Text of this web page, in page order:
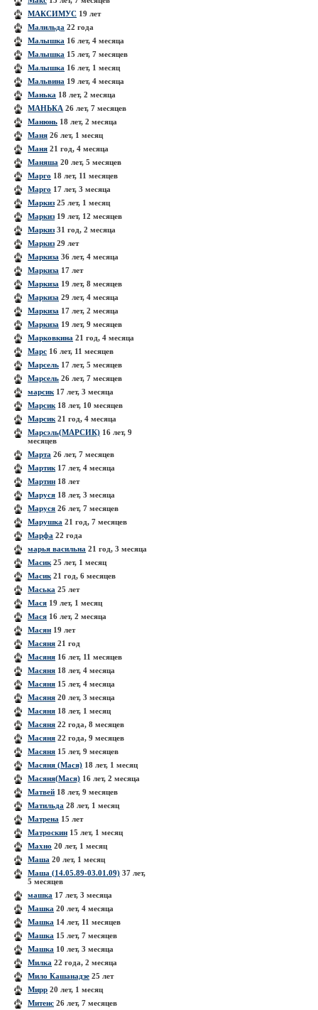
МАКСИМУС 19 лет
Малильда 22 года
Малышка 16 лет, 4 месяца
Малышка 15 лет, 7 месяцев
Малышка 16 лет, 1 месяц
Мальвина 19 лет, 4 месяца
Манька 18 лет, 2 месяца
МАНЬКА 26 лет, 7 месяцев
Манюнь 18 лет, 2 месяца
Маня 26 лет, 1 месяц
Маня 21 год, 4 месяца
Маняша 20 лет, 5 месяцев
Марго 18 лет, 11 месяцев
Марго 17 лет, 3 месяца
Маркиз25 лет, 1 месяц
Маркиз19 лет, 12 месяцев
Маркиз31 год, 2 месяца
Маркиз29 лет
Маркиза 36 лет, 4 месяца
Маркиза 17 лет
Маркиза 19 лет, 8 месяцев
Маркиза 29 лет, 4 месяца
Маркиза 17 лет, 2 месяца
Маркиза 19 лет, 9 месяцев
Марковкина 21 год, 4 месяца
Марс 16 лет, 11 месяцев
Марсель 17 лет, 5 месяцев
Марсель 26 лет, 7 месяцев
марсик 17 лет, 3 месяца
Марсик 18 лет, 10 месяцев
Марсик 21 год, 4 месяца
Марсэль(МАРСИК) 16 лет, 9
месяцев
Марта 26 лет, 7 месяцев
Мартик 17 лет, 4 месяца
Мартин 18 лет
Маруся 18 лет, 3 месяца
Маруся 26 лет, 7 месяцев
Марушка 21 год, 7 месяцев
Марфа 22 года
марья васильна 21 год, 3 месяца
Масик 25 лет, 1 месяц
Масик 21 год, 6 месяцев
Маська 25 лет
Мася 19 лет, 1 месяц
Мася 16 лет, 2 месяца
Масян 19 лет
Масяня 21 год
Масяня 16 лет, 11 месяцев
Масяня 18 лет, 4 месяца
Масяня 15 лет, 4 месяца
Масяня 20 лет, 3 месяца
Масяня 18 лет, 1 месяц
Масяня 22 года, 8 месяцев
Масяня 22 года, 9 месяцев
Масяня 15 лет, 9 месяцев
Масяня (Мася) 18 лет, 1 месяц
Масяня(Мася) 16 лет, 2 месяца
Матвей 18 лет, 9 месяцев
Матильда 28 лет, 1 месяц
Матрена 15 лет
Матроскин 15 лет, 1 месяц
Махно 20 лет, 1 месяц
Маша 20 лет, 1 месяц
Маша (14.05.89-03.01.09) 37 лет,
5 месяцев
машка 17 лет, 3 месяца
Машка 20 лет, 4 месяца
Машка 14 лет, 11 месяцев
Машка 15 лет, 7 месяцев
Машка 10 лет, 3 месяца
Милка 22 года, 2 месяца
Мило Кашанадзе 25 лет
Мирр 20 лет, 1 месяц
Митенс 26 лет, 7 месяцев